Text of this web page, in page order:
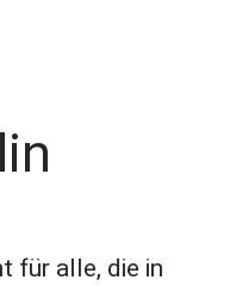
für alle, die in